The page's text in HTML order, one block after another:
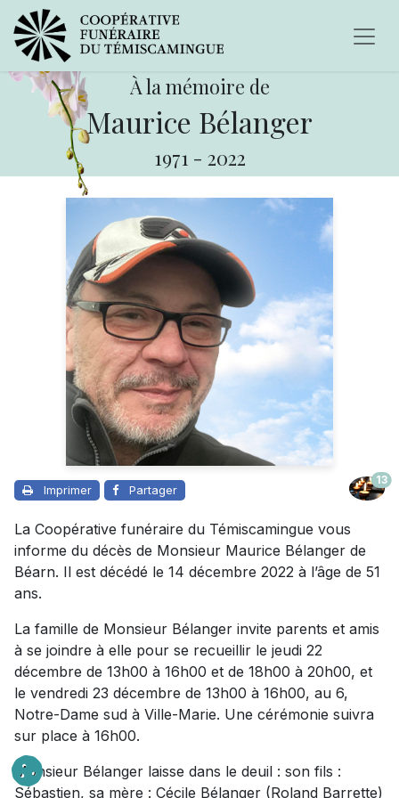
À la mémoire de
Maurice Bélanger
1971 - 2022
Imprimer Partager
13
La Coopérative funéraire du Témiscamingue vous
informe du décès de Monsieur Maurice Bélanger de
Béarn. Il est décédé le 14 décembre 2022 à l’âge de 51
ans.
La famille de Monsieur Bélanger invite parents et amis
à se joindre à elle pour se recueillir le jeudi 22
décembre de 13h00 à 16h00 et de 18h00 à 20h00, et
le vendredi 23 décembre de 13h00 à 16h00, au 6,
Notre-Dame sud à Ville-Marie. Une cérémonie suivra
sur place à 16h00.
Monsieur Bélanger laisse dans le deuil : son fils :
Sébastien, sa mère : Cécile Bélanger (Roland Barrette)